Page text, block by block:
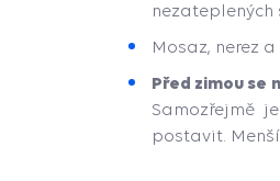
nezateplených
Mosaz, nerez
Před zimou
Samozřejmě
postavit.